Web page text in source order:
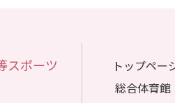
トップペー
総合体育館